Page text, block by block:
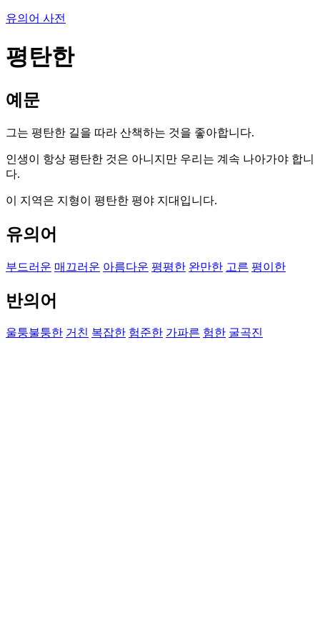
유의어 사전
평탄한
예문
그는 평탄한 길을 따라 산책하는 것을 좋아합니다.
인생이 항상 평탄한 것은 아니지만 우리는 계속 나아가야 합니
다.
이 지역은 지형이 평탄한 평야 지대입니다.
유의어
부드러운 매끄러운 아름다운 평평한 완만한 고른 평이한
반의어
울퉁불퉁한 거친 복잡한 험준한 가파른 험한 굴곡진